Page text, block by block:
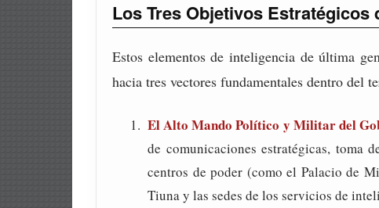
Los Tres Objetivos Estratégicos
Estos elementos de inteligencia de última
hacia tres vectores fundamentales dentro del
El Alto Mando Político y Militar del
de comunicaciones estratégicas, toma
centros de poder (como el Palacio de
Tiuna y las sedes de los servicios de